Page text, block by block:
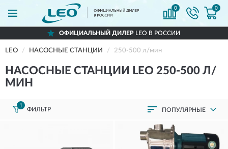
0 0
ОФИЦИАЛЬНЫЙ ДИЛЕРLEO В РОССИИ
LEO НАСОСНЫЕ СТАНЦИИ 250-500 л/мин
НАСОСНЫЕ СТАНЦИИ LEO 250-500 Л/
МИН
1
ФИЛЬТР ПОПУЛЯРНЫЕ